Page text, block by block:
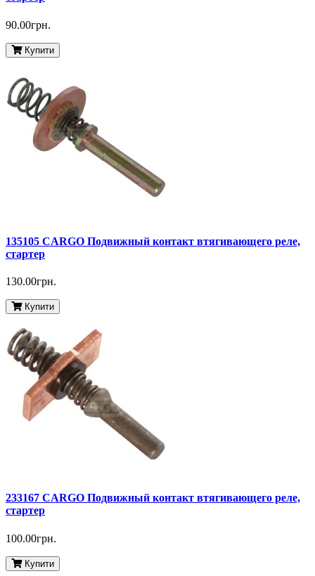
90.00грн.
Купити
135105 CARGO Подвижный контакт втягивающего реле,
стартер
130.00грн.
Купити
233167 CARGO Подвижный контакт втягивающего реле,
стартер
100.00грн.
Купити